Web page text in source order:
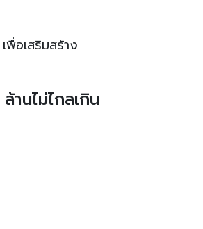
พื่อเสริมสร้าง
นไม่ไกลเกิน